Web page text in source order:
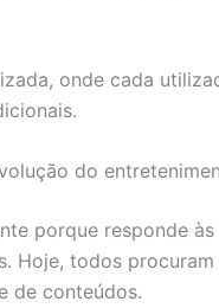
onde cada
do
porque responde
Hoje, todos
de conteúdos.